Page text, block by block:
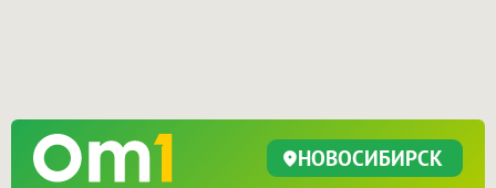
НОВОСИБИРСК